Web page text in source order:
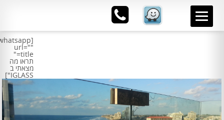
url=""
title="
תראו מה
מצאתי ב
IGLASS"]